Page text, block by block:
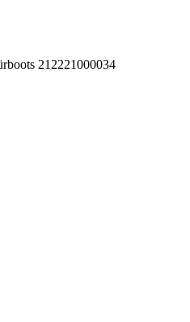
212221000034